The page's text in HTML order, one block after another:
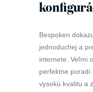
Bespoken
jednoduchej a
internete. Veľmi
perfektne
vysokú kvalitu a